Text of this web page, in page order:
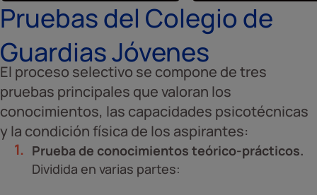
Pruebas del Colegio de
Guardias Jóvenes
El proceso selectivo se compone de tres
pruebas principales que valoran los
conocimientos, las capacidades psicotécnicas
y la condición física de los aspirantes:
Prueba de conocimientos teórico-prácticos.
Dividida en varias partes: